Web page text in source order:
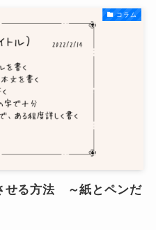
コラム
せる方法 ～紙とペンだ